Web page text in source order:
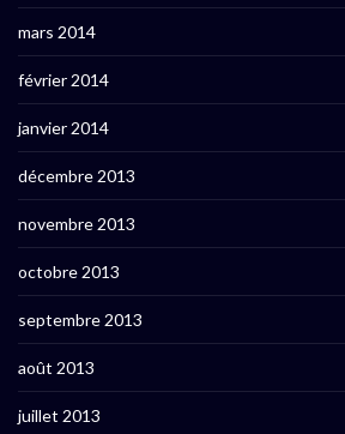
mars 2014
février 2014
janvier 2014
décembre 2013
novembre 2013
octobre 2013
septembre 2013
août 2013
juillet 2013